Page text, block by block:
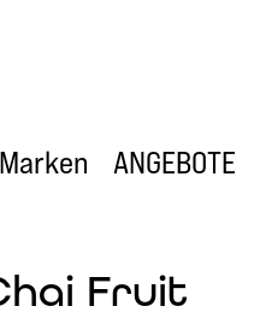
ANGEBOTE
Fruit